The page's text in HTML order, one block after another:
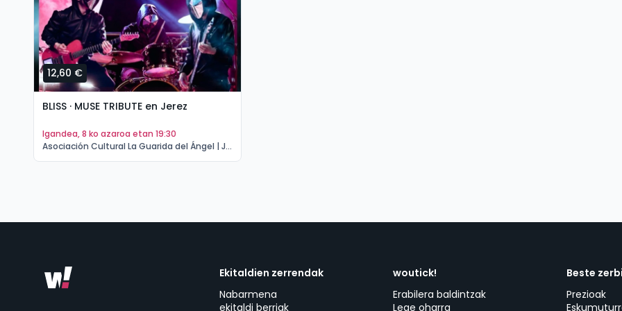
12,60 €
BLISS · MUSE TRIBUTE en Jerez
igandea, 8 ko azaroa etan 19:30
Asociación Cultural La Guarida del Ángel | Jerez de la Frontera
Ekitaldien zerrendak
Nabarmena
ekitaldi berriak
woutick!
Erabilera baldintzak
Lege oharra
Beste
Prezioak